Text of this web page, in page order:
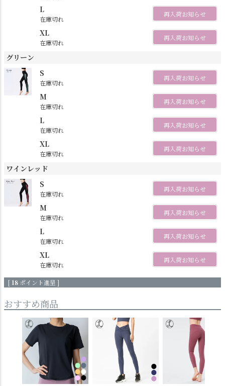
L
在庫切れ
再入荷お知らせ
XL
在庫切れ
再入荷お知らせ
グリーン
S
在庫切れ
再入荷お知らせ
M
在庫切れ
再入荷お知らせ
L
在庫切れ
再入荷お知らせ
XL
在庫切れ
再入荷お知らせ
ワインレッド
S
在庫切れ
再入荷お知らせ
M
在庫切れ
再入荷お知らせ
L
在庫切れ
再入荷お知らせ
XL
在庫切れ
再入荷お知らせ
[18 ポイント進呈 ]
おすすめ商品